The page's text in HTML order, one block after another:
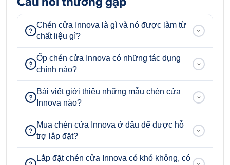
Chén cửa Innova là gì và nó được làm từ
chất liệu gì?
Ốp chén cửa Innova có những tác dụng
chính nào?
Bài viết giới thiệu những mẫu chén cửa
Innova nào?
Mua chén cửa Innova ở đâu để được hỗ
trợ lắp đặt?
Lắp đặt chén cửa Innova có khó không, có